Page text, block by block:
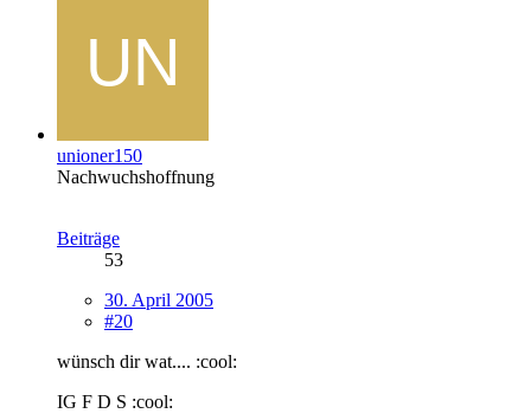
unioner150
Nachwuchshoffnung
Beiträge
53
30. April 2005
#20
wünsch dir wat.... :cool:
IG F D S :cool: